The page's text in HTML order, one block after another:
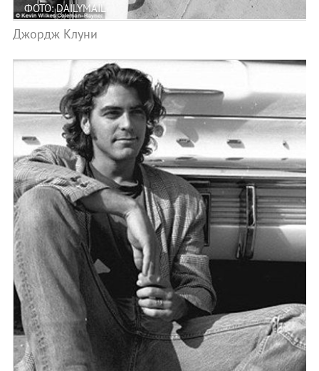
ФОТО: DAILYMAIL
Джордж Клуни